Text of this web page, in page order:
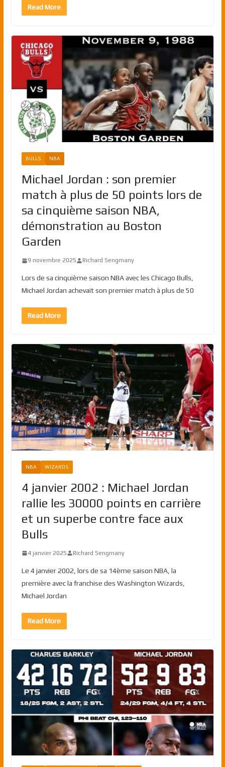
Read More
BULLS NBA
Michael Jordan : son premier
match à plus de 50 points lors de
sa cinquième saison NBA,
démonstration au Boston
Garden
9 novembre 2025 Richard Sengmany
Lors de sa cinquième saison NBA avec les Chicago Bulls,
Michael Jordan achevait son premier match à plus de 50
Read More
NBA WIZARDS
4 janvier 2002 : Michael Jordan
rallie les 30000 points en carrière
et un superbe contre face aux
Bulls
4 janvier 2025 Richard Sengmany
Le 4 janvier 2002, lors de sa 14ème saison NBA, la
première avec la franchise des Washington Wizards,
Michael Jordan
Read More